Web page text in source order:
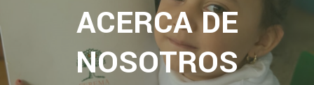
ACERCA DE
NOSOTROS